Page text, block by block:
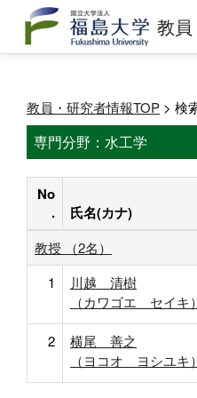
教
教員・研究者情報TOP > 検
専門分野：水工学
No
.
氏名(カナ)
教授 （2名）
1
川越 清樹
（カワゴエ セイキ）
2
横尾 善之
（ヨコオ ヨシユキ）